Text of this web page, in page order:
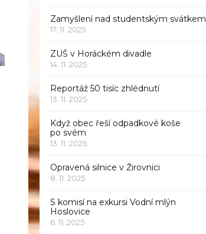
Zamyšlení nad studentským svátkem
17. 11. 2025
ZUŠ v Horáckém divadle
14. 11. 2025
Reportáž 50 tisíc zhlédnutí
13. 11. 2025
Když obec řeší odpadkové koše
po svém
13. 11. 2025
Opravená silnice v Žirovnici
8. 11. 2025
S komisí na exkursi Vodní mlýn
Hoslovice
6. 11. 2025